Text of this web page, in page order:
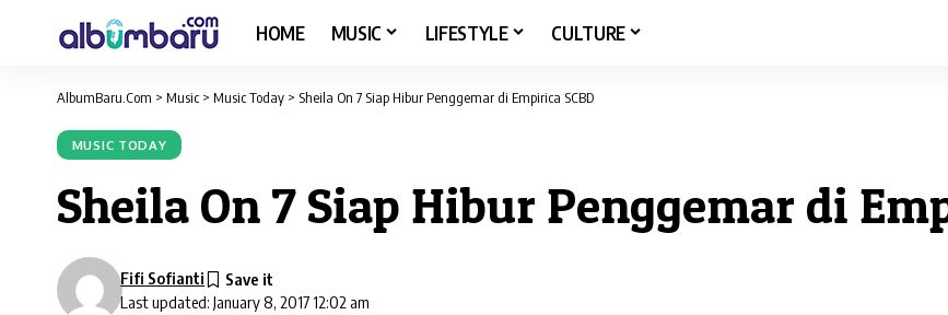
HOME MUSIC LIFESTYLE CULTURE
AlbumBaru.Com > Music > Music Today > Sheila On 7 Siap Hibur Penggemar di Empirica SCBD
MUSIC TODAY
Sheila On 7 Siap Hibur Penggemar di
Last updated: January 8, 2017 12:02 am
Fifi Sofianti